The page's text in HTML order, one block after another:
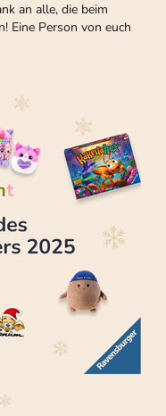
an alle, die beim
Eine Person von euch